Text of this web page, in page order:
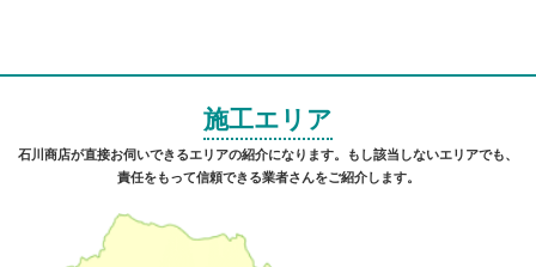
施工エリア
石川商店が直接お伺いできるエリアの紹介になります。もし該当しないエリアでも、
責任をもって信頼できる業者さんをご紹介します。